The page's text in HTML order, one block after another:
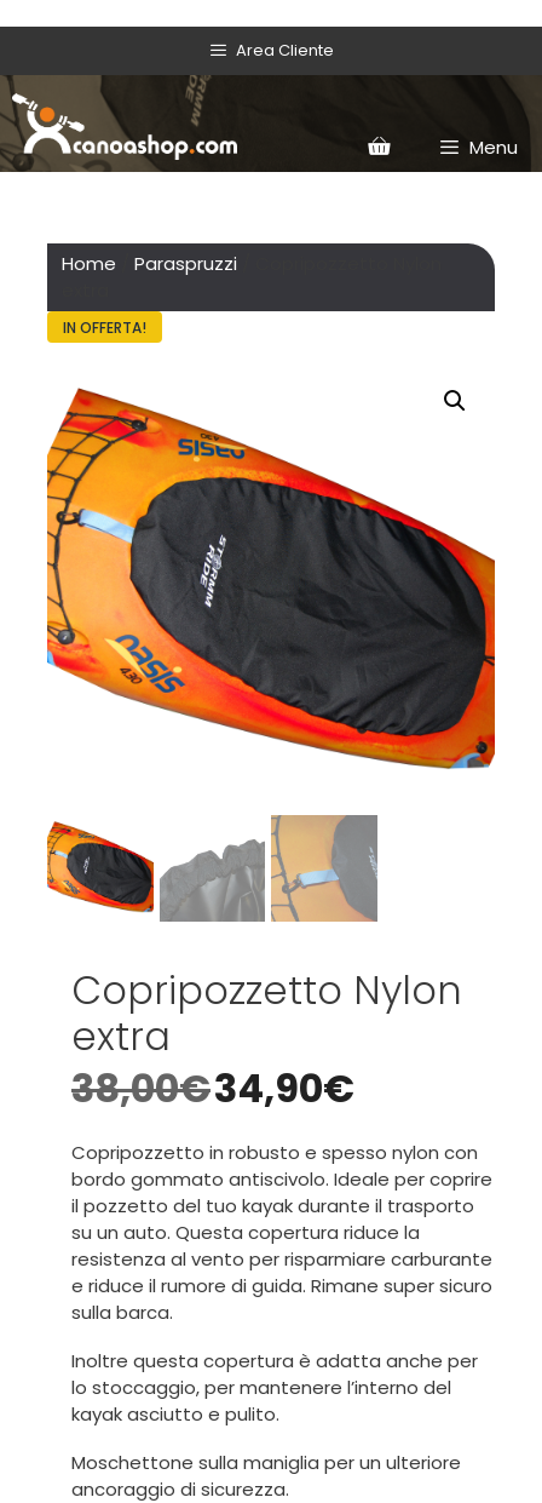
Area Cliente
Menu
Home Paraspruzzi
IN OFFERTA!
Copripozzetto Nylon
extra
38,00€34,90€
Copripozzetto in robusto e spesso nylon con
bordo gommato antiscivolo. Ideale per coprire
il pozzetto del tuo kayak durante il trasporto
su un auto. Questa copertura riduce la
resistenza al vento per risparmiare carburante
e riduce il rumore di guida. Rimane super sicuro
sulla barca.
Inoltre questa copertura è adatta anche per
lo stoccaggio, per mantenere l’interno del
kayak asciutto e pulito.
Moschettone sulla maniglia per un ulteriore
ancoraggio di sicurezza.